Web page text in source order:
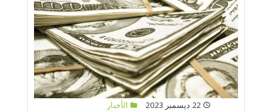
الأخبار